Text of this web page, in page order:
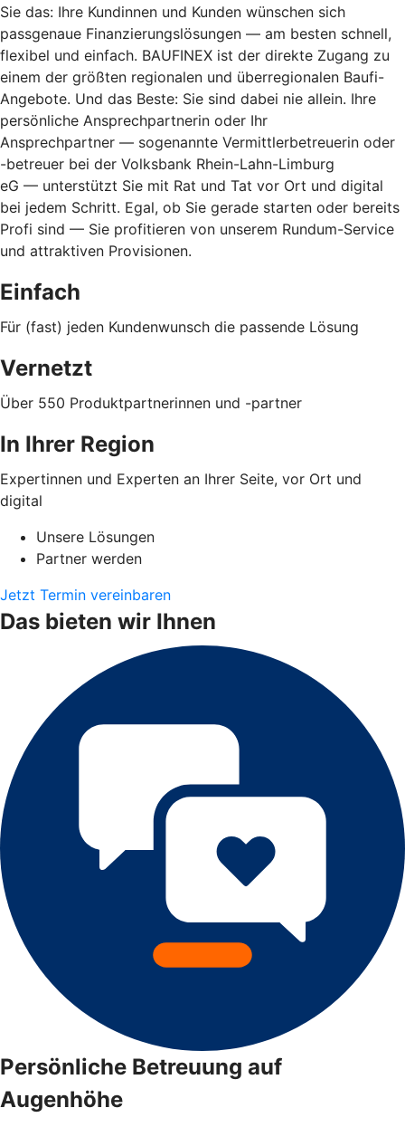
Sie das: Ihre Kundinnen und Kunden wünschen sich
passgenaue Finanzierungslösungen — am besten schnell,
flexibel und einfach. BAUFINEX ist der direkte Zugang zu
einem der größten regionalen und überregionalen Baufi-
Angebote. Und das Beste: Sie sind dabei nie allein. Ihre
persönliche Ansprechpartnerin oder Ihr
Ansprechpartner — sogenannte Vermittlerbetreuerin oder
-betreuer bei der Volksbank Rhein-Lahn-Limburg
eG — unterstützt Sie mit Rat und Tat vor Ort und digital
bei jedem Schritt. Egal, ob Sie gerade starten oder bereits
Profi sind — Sie profitieren von unserem Rundum-Service
und attraktiven Provisionen.
Einfach
Für (fast) jeden Kundenwunsch die passende Lösung
Vernetzt
Über 550 Produktpartnerinnen und -partner
In Ihrer Region
Expertinnen und Experten an Ihrer Seite, vor Ort und
digital
Unsere Lösungen
Partner werden
Jetzt Termin vereinbaren
Das bieten wir Ihnen
Persönliche Betreuung auf
Augenhöhe